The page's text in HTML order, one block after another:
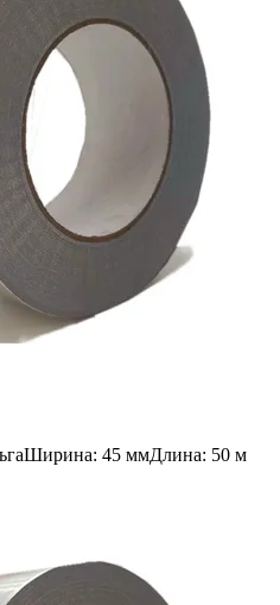
Ширина: 45 ммДлина: 50 м